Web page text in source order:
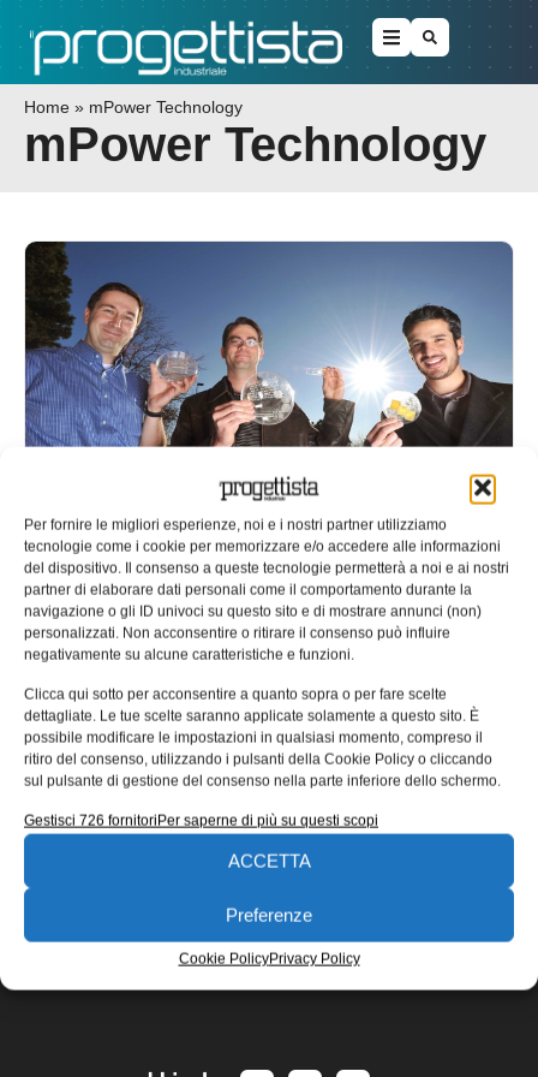
Per fornire le migliori esperienze, noi e i nostri partner utilizziamo
tecnologie come i cookie per memorizzare e/o accedere alle informazioni
del dispositivo. Il consenso a queste tecnologie permetterà a noi e ai nostri
partner di elaborare dati personali come il comportamento durante la
navigazione o gli ID univoci su questo sito e di mostrare annunci (non)
personalizzati. Non acconsentire o ritirare il consenso può influire
negativamente su alcune caratteristiche e funzioni.
Clicca qui sotto per acconsentire a quanto sopra o per fare scelte
dettagliate. Le tue scelte saranno applicate solamente a questo sito. È
possibile modificare le impostazioni in qualsiasi momento, compreso il
ritiro del consenso, utilizzando i pulsanti della Cookie Policy o cliccando
sul pulsante di gestione del consenso nella parte inferiore dello schermo.
Gestisci 726 fornitoriPer saperne di più su questi scopi
ACCETTA
Preferenze
Cookie PolicyPrivacy Policy
Home » mPower Technology
mPower Technology
Sandia Lab. Arrivano i glitter solari
Sono le microscopiche celle solari inventate dal Sandia
Lab, perfette per integrarsi su qualsiasi prodotto, dai
satelliti ai dispositivi medicali,
Emanuela Bianchi 15/02/2017
EDICOLA WEB